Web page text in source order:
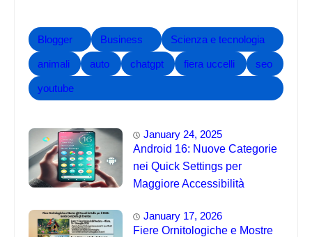
Blogger Business Scienza e tecnologia
animali auto chatgpt fiera uccelli seo
youtube
January 24, 2025
Android 16: Nuove Categorie
nei Quick Settings per
Maggiore Accessibilità
January 17, 2026
Fiere Ornitologiche e Mostre